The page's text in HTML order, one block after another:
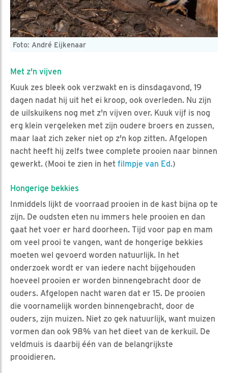
Foto: André Eijkenaar
Met z'n vijven
Kuuk zes bleek ook verzwakt en is dinsdagavond, 19
dagen nadat hij uit het ei kroop, ook overleden. Nu zijn
de uilskuikens nog met z'n vijven over. Kuuk vijf is nog
erg klein vergeleken met zijn oudere broers en zussen,
maar laat zich zeker niet op z'n kop zitten. Afgelopen
nacht heeft hij zelfs twee complete prooien naar binnen
gewerkt. (Mooi te zien in het filmpje van Ed.)
Hongerige bekkies
Inmiddels lijkt de voorraad prooien in de kast bijna op te
zijn. De oudsten eten nu immers hele prooien en dan
gaat het voer er hard doorheen. Tijd voor pap en mam
om veel prooi te vangen, want de hongerige bekkies
moeten wel gevoerd worden natuurlijk. In het
onderzoek wordt er van iedere nacht bijgehouden
hoeveel prooien er worden binnengebracht door de
ouders. Afgelopen nacht waren dat er 15. De prooien
die voornamelijk worden binnengebracht, door de
ouders, zijn muizen. Niet zo gek natuurlijk, want muizen
vormen dan ook 98% van het dieet van de kerkuil. De
veldmuis is daarbij één van de belangrijkste
prooidieren.